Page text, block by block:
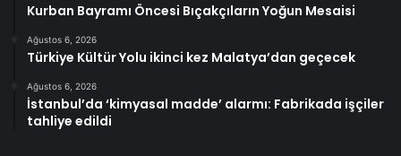
Kurban Bayramı Öncesi Bıçakçıların Yoğun Mesaisi
Ağustos 6, 2026
Türkiye Kültür Yolu ikinci kez Malatya’dan geçecek
Ağustos 6, 2026
İstanbul’da ‘kimyasal madde’ alarmı: Fabrikada işçiler
tahliye edildi